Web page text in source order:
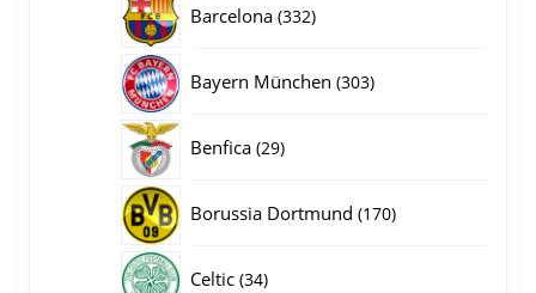
Barcelona 332332
Bayern München 303303
Benfica 2929
Borussia Dortmund 170170
Celtic 3434